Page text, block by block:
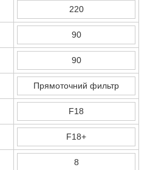
220
90
90
Прямоточний фильтр
F18
F18+
8